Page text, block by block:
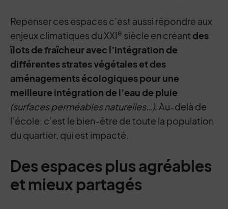
Repenser ces espaces c’est aussi répondre aux
enjeux climatiques du XXIe siècle en créant des
îlots de fraîcheur avec l’intégration de
différentes strates végétales et des
aménagements écologiques pour une
meilleure intégration de l’eau de pluie
(surfaces perméables naturelles…). Au-delà de
l’école, c’est le bien-être de toute la population
du quartier, qui est impacté.
Des espaces plus agréables
et mieux partagés